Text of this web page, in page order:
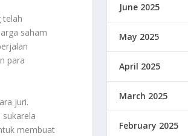
telah
saham
para
juri.
membuat
June 2025
May 2025
April 2025
March 2025
February 2025